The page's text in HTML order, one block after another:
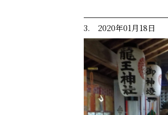
3. 2020年01月18日